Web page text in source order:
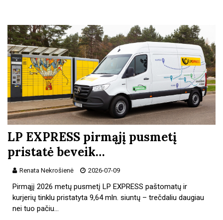
LP EXPRESS pirmąjį pusmetį
pristatė beveik…
Renata Nekrošienė 2026-07-09
Pirmąjį 2026 metų pusmetį LP EXPRESS paštomatų ir
kurjerių tinklu pristatyta 9,64 mln. siuntų – trečdaliu daugiau
nei tuo pačiu…